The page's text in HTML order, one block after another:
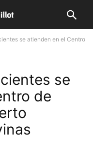
se atienden en el Centro
se
de